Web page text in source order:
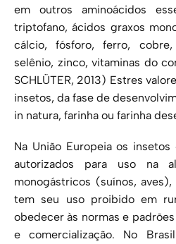
em outros aminoácidos
triptofano, ácidos graxos
cálcio, fósforo, ferro, cobre,
selênio, zinco, vitaminas do
SCHLÜTER, 2013) Estres
insetos, da fase de
in natura, farinha ou farinha
Na União Europeia os
autorizados para uso na
monogástricos (suínos,
tem seu uso proibido em
obedecer às normas e
e comercialização. No